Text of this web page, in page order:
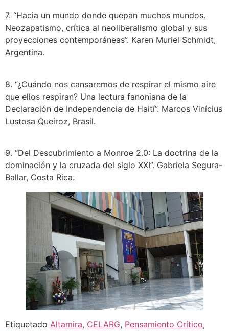
7. “Hacia un mundo donde quepan muchos mundos.
Neozapatismo, crítica al neoliberalismo global y sus
proyecciones contemporáneas”. Karen Muriel Schmidt,
Argentina.
8. “¿Cuándo nos cansaremos de respirar el mismo aire
que ellos respiran? Una lectura fanoniana de la
Declaración de Independencia de Haití”. Marcos Vinícius
Lustosa Queiroz, Brasil.
9. “Del Descubrimiento a Monroe 2.0: La doctrina de la
dominación y la cruzada del siglo XXI”. Gabriela Segura-
Ballar, Costa Rica.
Etiquetado Altamira, CELARG, Pensamiento Crítico,